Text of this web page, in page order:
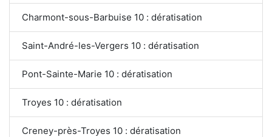
Charmont-sous-Barbuise 10 : dératisation
Saint-André-les-Vergers 10 : dératisation
Pont-Sainte-Marie 10 : dératisation
Troyes 10 : dératisation
Creney-près-Troyes 10 : dératisation